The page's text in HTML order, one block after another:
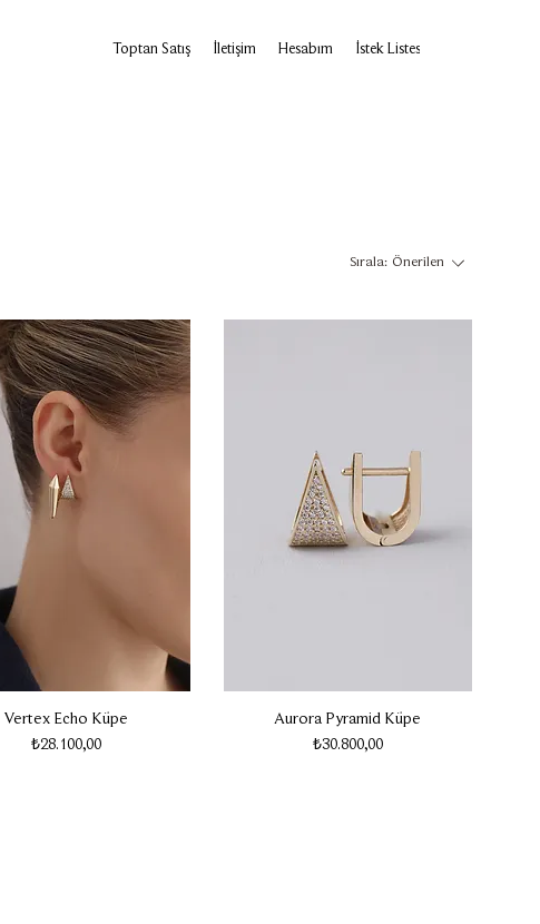
Toptan Satış İletişim Hesabım İstek Listesi
Sırala: Önerilen
Vertex Echo Küpe
Fiyat
₺28.100,00
Aurora Pyramid Küpe
Fiyat
₺30.800,00